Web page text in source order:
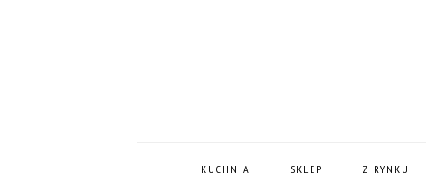
KUCHNIA SKLEP Z RYNKU